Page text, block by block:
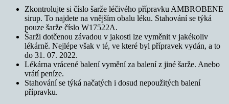
Zkontrolujte si číslo šarže léčivého přípravku AMBROBENE
sirup. To najdete na vnějším obalu léku. Stahování se týká
pouze šarže číslo W17522A.
Šarži dotčenou závadou v jakosti lze vyměnit v jakékoliv
lékárně. Nejlépe však v té, ve které byl přípravek vydán, a to
do 31. 07. 2022.
Lékárna vrácené balení vymění za balení z jiné šarže. Anebo
vrátí peníze.
Stahování se týká načatých i dosud nepoužitých balení
přípravku.